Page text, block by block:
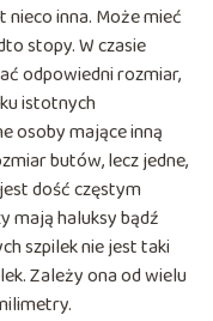
inna. Może mieć
stopy. W czasie
odpowiedni rozmiar,
istotnych
osoby mające inną
butów, lecz jedne,
dość częstym
mają haluksy bądź
szpilek nie jest taki
Zależy ona od wielu